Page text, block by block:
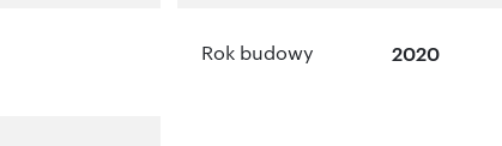
Rok budowy 2020